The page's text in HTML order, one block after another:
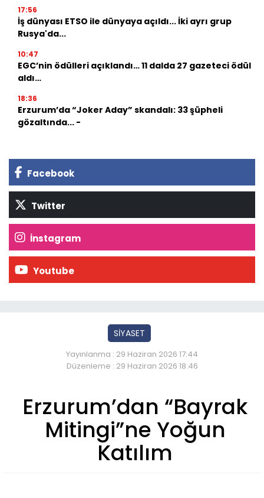
17:56
İş dünyası ETSO ile dünyaya açıldı... İki ayrı grup
Rusya'da...
10:47
EGC’nin ödülleri açıklandı… 11 dalda 27 gazeteci ödül
aldı…
18:36
Erzurum’da “Joker Aday” skandalı: 33 şüpheli
gözaltında... -
Facebook
Twitter
İnstagram
Youtube
SİYASET
Yayınlanma : 29 Haziran 2026 17:44
Düzenleme : 29 Haziran 2026 18:46
Erzurum’dan “Bayrak
Mitingi”ne Yoğun
Katılım